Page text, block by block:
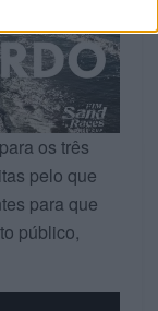
os três
pelo que
para que
público,